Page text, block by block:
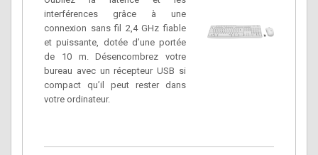
interférences grâce à une
connexion sans fil 2,4 GHz fiable
et puissante, dotée d’une portée
de 10 m. Désencombrez votre
bureau avec un récepteur USB si
compact qu’il peut rester dans
votre ordinateur.